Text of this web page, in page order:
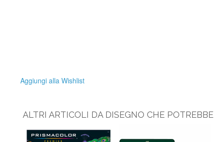
Aggiungi alla Wishlist
ALTRI ARTICOLI DA DISEGNO CHE